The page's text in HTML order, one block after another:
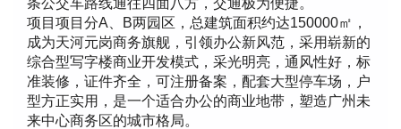
项目项目分A、B两园区，总建筑面积约达150000㎡，
成为天河元岗商务旗舰，引领办公新风范，采用崭新的
综合型写字楼商业开发模式，采光明亮，通风性好，标
准装修，证件齐全，可注册备案，配套大型停车场，户
型方正实用，是一个适合办公的商业地带，塑造广州未
来中心商务区的城市格局。